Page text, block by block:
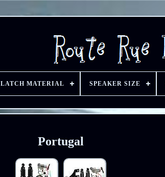
LATCH MATERIAL SPEAKER SIZE
Portugal